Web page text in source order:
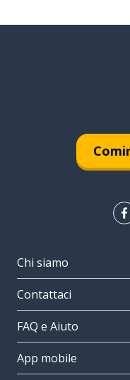
Chi siamo
Contattaci
FAQ e Aiuto
App mobile